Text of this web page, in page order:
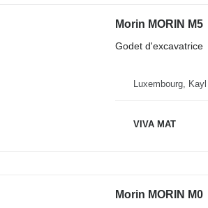
Morin MORIN M5
Godet d'excavatrice
Luxembourg, Kayl
VIVA MAT
Morin MORIN M0